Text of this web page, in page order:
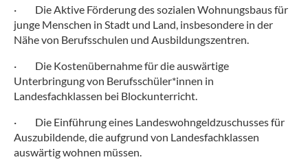
· Die Aktive Förderung des sozialen Wohnungsbaus für
junge Menschen in Stadt und Land, insbesondere in der
Nähe von Berufsschulen und Ausbildungszentren.
· Die Kostenübernahme für die auswärtige
Unterbringung von Berufsschüler*innen in
Landesfachklassen bei Blockunterricht.
· Die Einführung eines Landeswohngeldzuschusses für
Auszubildende, die aufgrund von Landesfachklassen
auswärtig wohnen müssen.